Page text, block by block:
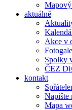
aktuálně
Akce v
Spolky
ČEZ
kontakt
Napište
Mapa